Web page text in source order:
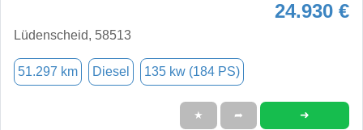
24.930 €
Lüdenscheid, 58513
51.297 km Diesel 135 kw (184 PS)
★ ➦ ➜